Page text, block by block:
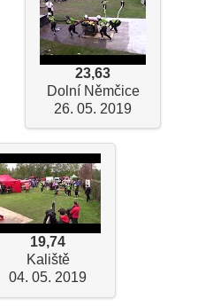
23,63
Dolní Němčice
26. 05. 2019
19,74
Kaliště
04. 05. 2019